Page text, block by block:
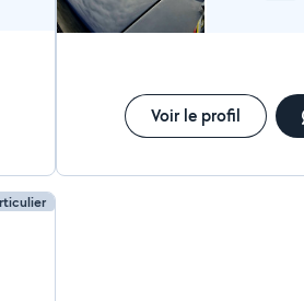
Voir le profil